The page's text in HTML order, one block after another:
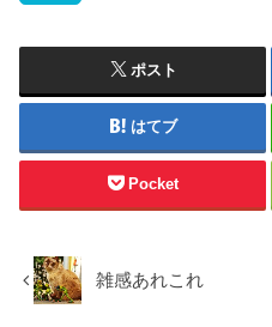
ポスト
はてブ
Pocket
雑感あれこれ